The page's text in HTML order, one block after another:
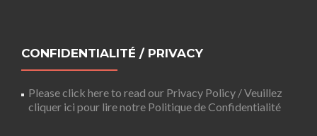
CONFIDENTIALITÉ / PRIVACY
Please click here to read our Privacy Policy / Veuillez
cliquer ici pour lire notre Politique de Confidentialité